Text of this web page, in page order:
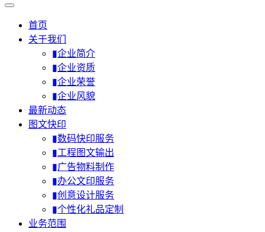
首页
关于我们
▮企业简介
▮企业资质
▮企业荣誉
▮企业风貌
最新动态
图文快印
▮数码快印服务
▮工程图文输出
▮广告物料制作
▮办公文印服务
▮创意设计服务
▮个性化礼品定制
业务范围